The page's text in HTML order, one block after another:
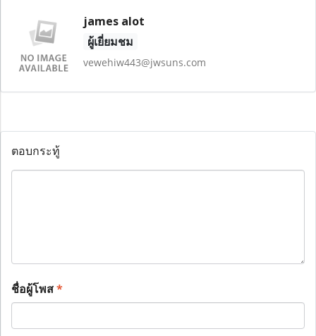
james alot
ผู้เยี่ยมชม
vewehiw443@jwsuns.com
ตอบกระทู้
ชื่อผู้โพส*